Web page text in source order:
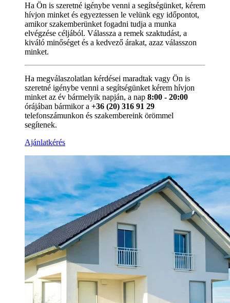
Ha Ön is szeretné igénybe venni a segítségünket, kérem
hívjon minket és egyeztessen le velünk egy időpontot,
amikor szakemberünket fogadni tudja a munka
elvégzése céljából. Válassza a remek szaktudást, a
kiváló minőséget és a kedvező árakat, azaz válasszon
minket.
Ha megválaszolatlan kérdései maradtak vagy Ön is
szeretné igénybe venni a segítségünket kérem hívjon
minket az év bármelyik napján, a nap 8:00 - 20:00
órájában bármikor a +36 (20) 316 91 29
telefonszámunkon és szakembereink örömmel
segítenek.
Ajánlatkérés